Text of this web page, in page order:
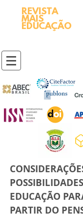
REVISTA
MAIS
EDUCAÇÃO
EDUCAÇÃO
PARTIR DO